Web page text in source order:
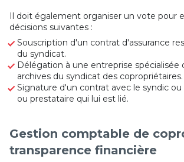
Il doit également organiser un vote pour
décisions suivantes :
Souscription d'un contrat d'assurance
du syndicat.
Délégation à une entreprise spécialisée
archives du syndicat des copropriétaires.
Signature d'un contrat avec le syndic
ou prestataire qui lui est lié.
Gestion comptable de
transparence financière